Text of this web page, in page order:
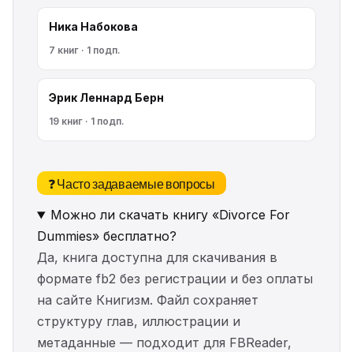
Ника Набокова
7 книг · 1 подп.
Эрик Леннард Берн
19 книг · 1 подп.
❓ Часто задаваемые вопросы
Можно ли скачать книгу «Divorce For
Dummies» бесплатно?
Да, книга доступна для скачивания в
формате fb2 без регистрации и без оплаты
на сайте Книгизм. Файл сохраняет
структуру глав, иллюстрации и
метаданные — подходит для FBReader,